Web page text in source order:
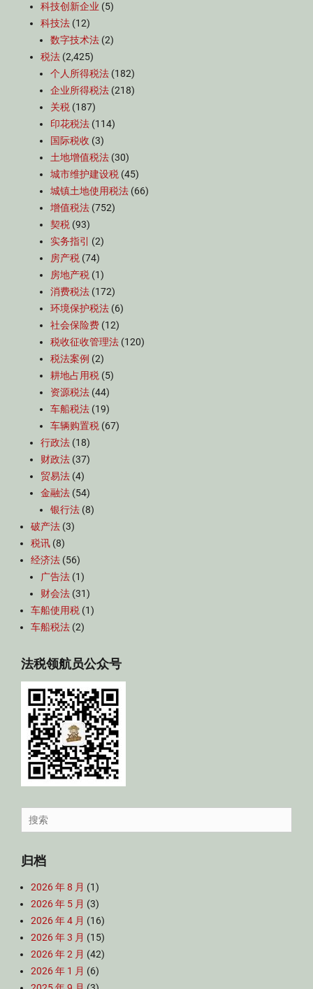
科技创新企业 (5)
科技法 (12)
数字技术法 (2)
税法 (2,425)
个人所得税法 (182)
企业所得税法 (218)
关税 (187)
印花税法 (114)
国际税收 (3)
土地增值税法 (30)
城市维护建设税 (45)
城镇土地使用税法 (66)
增值税法 (752)
契税 (93)
实务指引
(2)
房产税 (74)
房地产税 (1)
消费税法 (172)
环境保护税法 (6)
社会保险费 (12)
税收征收管理法 (120)
税法案例 (2)
耕地占用税 (5)
资源税法 (44)
车船税法 (19)
车辆购置税 (67)
行政法 (18)
财政法 (37)
贸易法 (4)
金融法 (54)
银行法 (8)
破产法 (3)
税讯 (8)
经济法 (56)
广告法 (1)
财会法 (31)
车船使用税 (1)
车船税法 (2)
法税领航员公众号
Search
for:
归档
2026 年 8 月 (1)
2026 年 5 月 (3)
2026 年 4 月 (16)
2026 年 3 月 (15)
2026 年 2 月 (42)
2026 年 1 月 (6)